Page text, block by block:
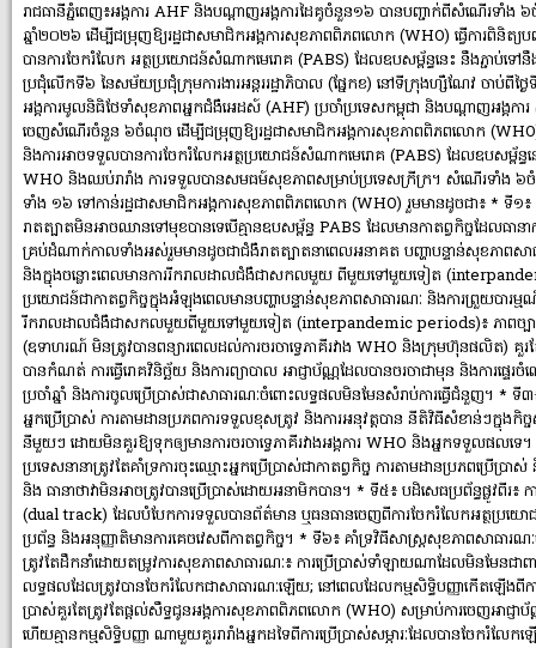
រាជធានីភ្នំពេញ៖អង្គការ AHF និងបណ្តាញអង្គការដៃគូចំនួន១៦ បានបញ្ជាក់ពីសំណើរទាំង
ឆ្នាំ២០២៦ ដើម្បីជម្រុញឱ្យរដ្ឋជាសមាជិកអង្គការសុខភាពពិភពលោក (WHO) ធ្វើការពិនិត្យ
បានការចែករំលែក អត្ថប្រយោជន៍សំណាកមេរោគ (PABS) ដែលឧបសម្ព័ន្ធនេះ នឹងភ្ជាប់ទៅ
ប្រជុំលើកទី៦ នៃសម័យប្រជុំក្រុមការងារអន្តររដ្ឋាភិបាល (ផ្នែកខ) នៅទីក្រុងហ្សឺណែវ ចាប់ពី
អង្គការមូលនិធិថែទាំសុខភាពអ្នកជំងឺអេដស៍ (AHF) ប្រចាំប្រទេសកម្ពុជា និងបណ្តាញអង្គក
ចេញសំណើរចំនួន ៦ចំណុច ដើម្បីជម្រុញឱ្យរដ្ឋជាសមាជិកអង្គការសុខភាពពិភពលោក (WHO) ធ្
និងការអាចទទួលបានការចែករំលែកអត្ថប្រយោជន៍សំណាកមេរោគ (PABS) ដែលឧបសម្ព័ន្ធន
WHO និងឈប់រារាំង ការទទួលបានសមធម៍សុខភាពសម្រាប់ប្រទេសក្រីក្រ។ សំណើរទាំង ៦
ទាំង ១៦ ទៅកាន់រដ្ឋជាសមាជិកអង្គការសុខភាពពិភពលោក (WHO) រួមមានដូចជា៖ * ទី១៖
រាតត្បាតមិនអាចឈានទៅមុខបានទេបើគ្មានឧបសម្ព័ន្ធ PABS ដែលមានកាតព្វកិច្ចដែលធា
គ្រប់ដំណាក់កាលទាំងអស់រួមមានដូចជាជំងឺរាតត្បាតនាពេលអនាគត បញ្ហាបន្ទាន់សុខភាព
និងក្នុងចន្លោះពេលមានការរីករាលដាលជំងឺជាសកលមួយ ពីមួយទៅមួយទៀត
ប្រយោជន៍ជាកាតព្វកិច្ចក្នុងអំឡុងពេលមានបញ្ហាបន្ទាន់សុខភាពសាធារណៈ និងការព្រួយបារ
រីករាលដាលជំងឺជាសកលមួយពីមួយទៅមួយទៀត (interpandemic periods)៖ ភាពច្ប
(ឧទាហរណ៍ មិនត្រូវបានពន្យារពេលដល់ការចរចាទ្វេភាគីរវាង WHO និងក្រុមហ៊ុនផលិត) គួ
បានកំណត់ ការធ្វើរោគវិនិច្ឆ័យ និងការព្យាបាល អាជ្ញាប័ណ្ណដែលបានចរចាជាមុន និងការផ្ទេរចំ
ប្រចាំឆ្នាំ និងការចូលប្រើប្រាស់ជាសាធារណៈចំពោះលទ្ធផលមិនមែនសំរាប់ការធ្វើជំនួញ។ * ទី៣៖
អ្នកប្រើប្រាស់ ការតាមដានប្រភពការទទួលខុសត្រូវ និងការអនុវត្តបាន នីតិវិធីសំខាន់ៗក្នុងកិច្
នីមួយៗ ដោយមិនគួរឱ្យទុកឲ្យមានការចរចាទ្វេភាគីរវាងអង្គការ WHO និងអ្នកទទួលផលទេ។
ប្រទេសនានាត្រូវតែគាំទ្រការចុះឈ្មោះអ្នកប្រើប្រាស់ជាកាតព្វកិច្ច ការតាមដានប្រភពប្រើប្រា
និង ធានាថាវាមិនអាចត្រូវបានប្រើប្រាស់ដោយអនាមិកបាន។ * ទី៥៖ បដិសេធប្រព័ន្ធផ្លូវពីរ៖ ក
(dual track) ដែលបំបែកការទទួលបានព័ត៌មាន ឬធនធានចេញពីការចែករំលែកអត្ថប្រយោជ
ប្រព័ន្ធ និងអនុញ្ញាតិមានការគេចវេសពីកាតព្វកិច្ច។ * ទី៦៖ គាំទ្រវិធីសាស្រ្តសុខភាពសាធារណ
ត្រូវតែដឹកនាំដោយតម្រូវការសុខភាពសាធារណៈ៖ ការប្រើប្រាស់ទាំឡាយណាដែលមិនមែនជាព
លទ្ធផលដែលត្រូវបានចែករំលែកជាសាធារណៈឡើយ; នៅពេលដែលកម្មសិទ្ធិបញ្ញាកើតឡើងពីកា
ប្រាស់គួរតែត្រូវតែផ្តល់សឹទ្ធជូនអង្គការសុខភាពពិភពលោក (WHO) សម្រាប់ការចេញអាជ្ញ
ហើយគ្មានកម្មសិទ្ធិបញ្ញា ណាមួយគួររារាំងអ្នកដទៃពីការប្រើប្រាស់សម្ភារៈដែលបានចែករំលែ